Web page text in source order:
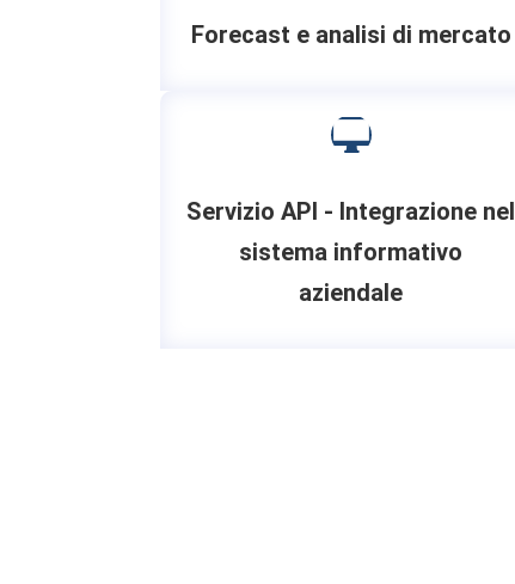
Forecast e analisi di mercato

Servizio API - Integrazione nel
sistema informativo
aziendale